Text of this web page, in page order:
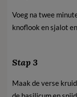
Voeg na twee
knoflook en sjalot
Stap 3
Maak de verse